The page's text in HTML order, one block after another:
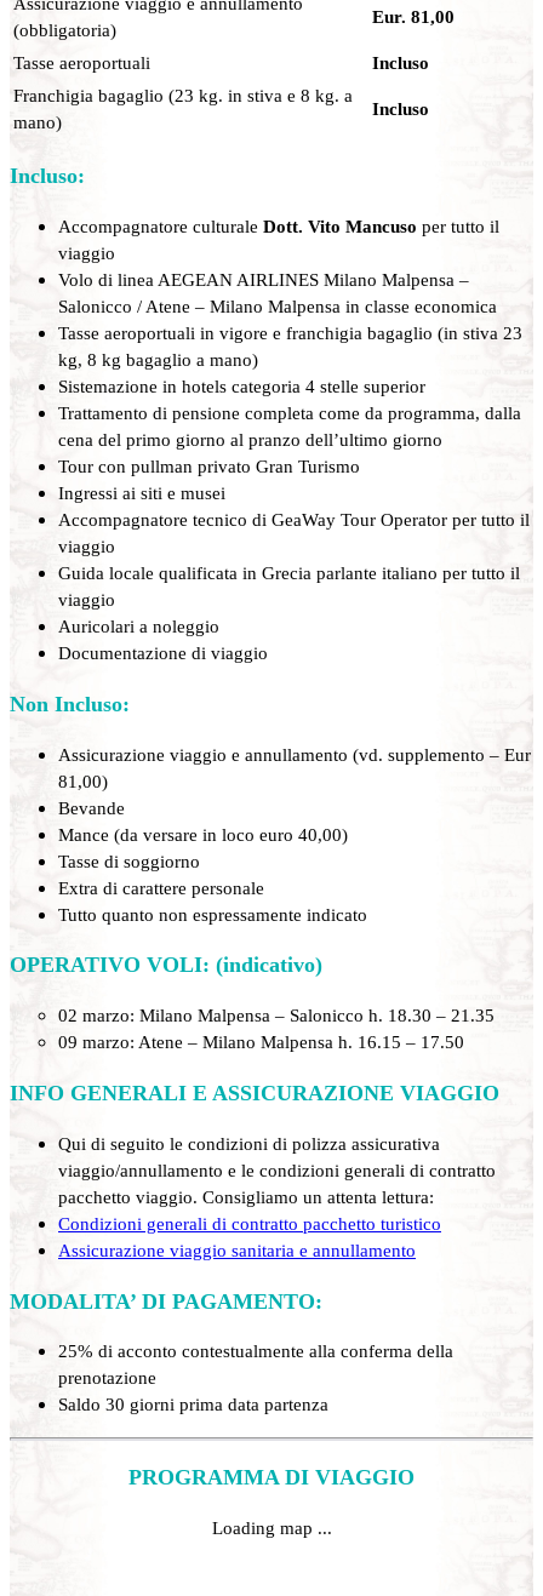
(obbligatoria)
Eur. 81,00
Tasse aeroportuali
Incluso
Franchigia bagaglio (23 kg. in stiva e 8 kg. a
mano)
Incluso
Incluso:
Accompagnatore culturale Dott. Vito Mancuso per tutto il
viaggio
Volo di linea AEGEAN AIRLINES Milano Malpensa –
Salonicco / Atene – Milano Malpensa in classe economica
Tasse aeroportuali in vigore e franchigia bagaglio (in stiva 23
kg, 8 kg bagaglio a mano)
Sistemazione in hotels categoria 4 stelle superior
Trattamento di pensione completa come da programma, dalla
cena del primo giorno al pranzo dell’ultimo giorno
Tour con pullman privato Gran Turismo
Ingressi ai siti e musei
Accompagnatore tecnico di GeaWay Tour Operator per tutto il
viaggio
Guida locale qualificata in Grecia parlante italiano per tutto il
viaggio
Auricolari a noleggio
Documentazione di viaggio
Non Incluso:
Assicurazione viaggio e annullamento (vd. supplemento – Eur
81,00)
Bevande
Mance (da versare in loco euro 40,00)
Tasse di soggiorno
Extra di carattere personale
Tutto quanto non espressamente indicato
OPERATIVO VOLI: (indicativo)
02 marzo: Milano Malpensa – Salonicco h. 18.30 – 21.35
09 marzo: Atene – Milano Malpensa h. 16.15 – 17.50
INFO GENERALI E ASSICURAZIONE VIAGGIO
Qui di seguito le condizioni di polizza assicurativa
viaggio/annullamento e le condizioni generali di contratto
pacchetto viaggio. Consigliamo un attenta lettura:
Condizioni generali di contratto pacchetto turistico
Assicurazione viaggio sanitaria e annullamento
MODALITA’ DI PAGAMENTO:
25% di acconto contestualmente alla conferma della
prenotazione
Saldo 30 giorni prima data partenza
PROGRAMMA DI VIAGGIO
Loading map ...